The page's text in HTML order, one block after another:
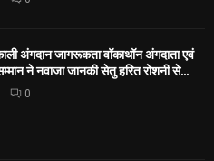
अंगदान जागरूकता वॉकाथॉन अंगदाता एवं
ने नवाजा जानकी सेतु हरित रोशनी से...
0